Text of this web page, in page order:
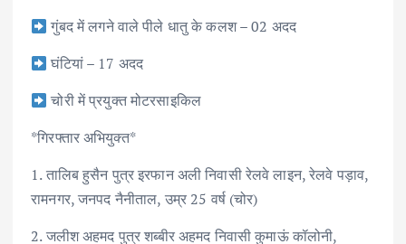
गुंबद में लगने वाले पीले धातु के कलश – 02 अदद
घंटियां – 17 अदद
चोरी में प्रयुक्त मोटरसाइकिल
*गिरफ्तार अभियुक्त*
1. तालिब हुसैन पुत्र इरफान अली निवासी रेलवे लाइन, रेलवे पड़ाव,
रामनगर, जनपद नैनीताल, उम्र 25 वर्ष (चोर)
2. जलीश अहमद पुत्र शब्बीर अहमद निवासी कुमाऊं कॉलोनी,